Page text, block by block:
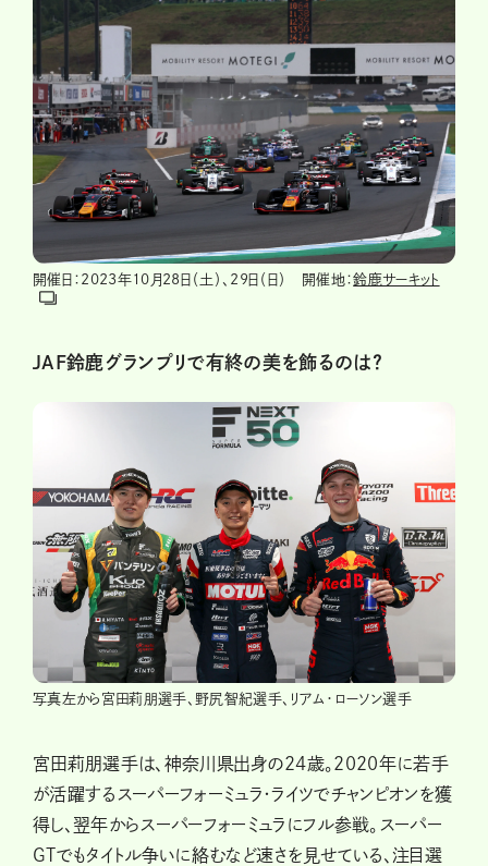
開催日：2023年10月28日（土）、29日（日） 開催地：鈴鹿サーキット
JAF鈴鹿グランプリで有終の美を飾るのは？
写真左から宮田莉朋選手、野尻智紀選手、リアム・ローソン選手
宮田莉朋選手は、神奈川県出身の24歳。2020年に若手
が活躍するスーパーフォーミュラ・ライツでチャンピオンを獲
得し、翌年からスーパーフォーミュラにフル参戦。スーパー
GTでもタイトル争いに絡むなど速さを見せている、注目選